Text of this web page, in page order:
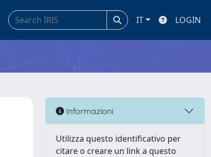
IT LOGIN
Informazioni
Utilizza questo identificativo per
citare o creare un link a questo